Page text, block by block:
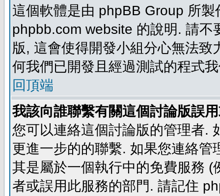
這個軟體是由 phpBB Group 所
phpbb.com website 的說明. 請
版, 這會使得開發小組分心無法
何我們已開發且經過測試的程式
回頂端
我該向誰聯繫有關這個討論版誤
您可以連絡這個討論版的管理者.
更進一步的的聯繫. 如果您連絡
其是屬於一個執行中的免費服務
者或誤用此服務的部門. 請記住